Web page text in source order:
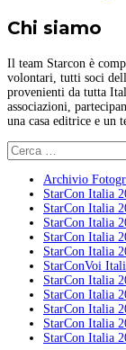
Chi siamo
Il team Starcon è
volontari, tutti soci
provenienti da tutta
associazioni,
una casa editrice e un
Ricerca
per:
Archivio
StarCon Italia
StarCon Italia
StarCon Italia
StarCon Italia
StarCon Italia
StarConVoi
StarCon Italia
StarCon Italia
StarCon Italia
StarCon Italia
StarCon Italia